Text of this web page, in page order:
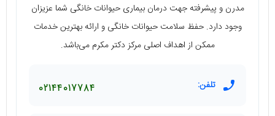
مدرن و پیشرفته جهت درمان بیماری حیوانات خانگی شما عزیزان
وجود دارد. حفظ سلامت حیوانات خانگی و ارائه بهترین خدمات
ممکن از اهداف اصلی مرکز دکتر مکرم می‌باشد.
تلفن: 02144017784